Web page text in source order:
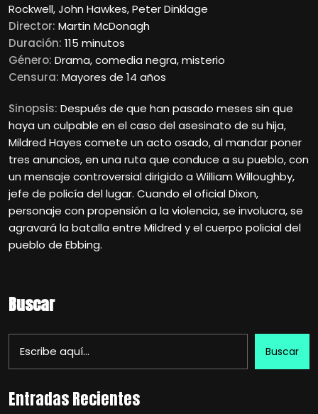
Rockwell, John Hawkes, Peter Dinklage
Director: Martin McDonagh
Duración: 115 minutos
Género: Drama, comedia negra, misterio
Censura: Mayores de 14 años
Sinopsis: Después de que han pasado meses sin que
haya un culpable en el caso del asesinato de su hija,
Mildred Hayes comete un acto osado, al mandar poner
tres anuncios, en una ruta que conduce a su pueblo, con
un mensaje controversial dirigido a William Willoughby,
jefe de policía del lugar. Cuando el oficial Dixon,
personaje con propensión a la violencia, se involucra, se
agravará la batalla entre Mildred y el cuerpo policial del
pueblo de Ebbing.
Buscar
Buscar
Entradas Recientes